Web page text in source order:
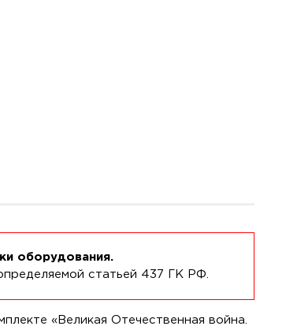
оборудования.
статьей 437 ГК РФ.
«Великая Отечественная война.